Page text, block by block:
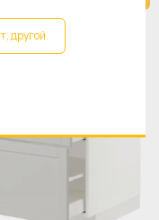
другой